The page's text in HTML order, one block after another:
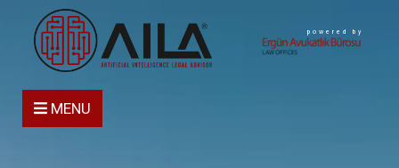
powered by
MENU